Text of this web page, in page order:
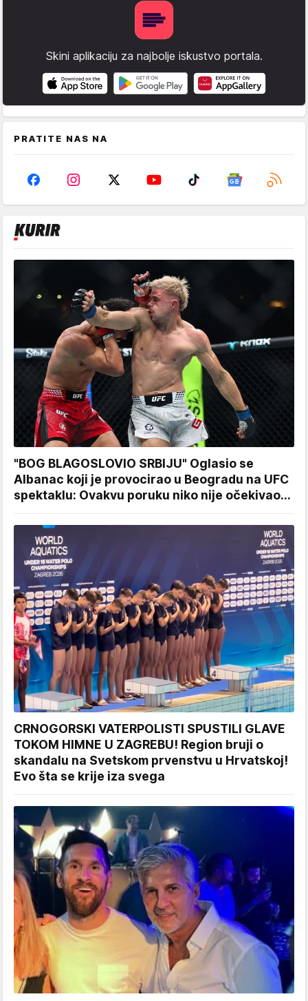
Skini aplikaciju za najbolje iskustvo portala.
PRATITE NAS NA
"BOG BLAGOSLOVIO SRBIJU" Oglasio se
Albanac koji je provocirao u Beogradu na UFC
spektaklu: Ovakvu poruku niko nije očekivao...
CRNOGORSKI VATERPOLISTI SPUSTILI GLAVE
TOKOM HIMNE U ZAGREBU! Region bruji o
skandalu na Svetskom prvenstvu u Hrvatskoj!
Evo šta se krije iza svega